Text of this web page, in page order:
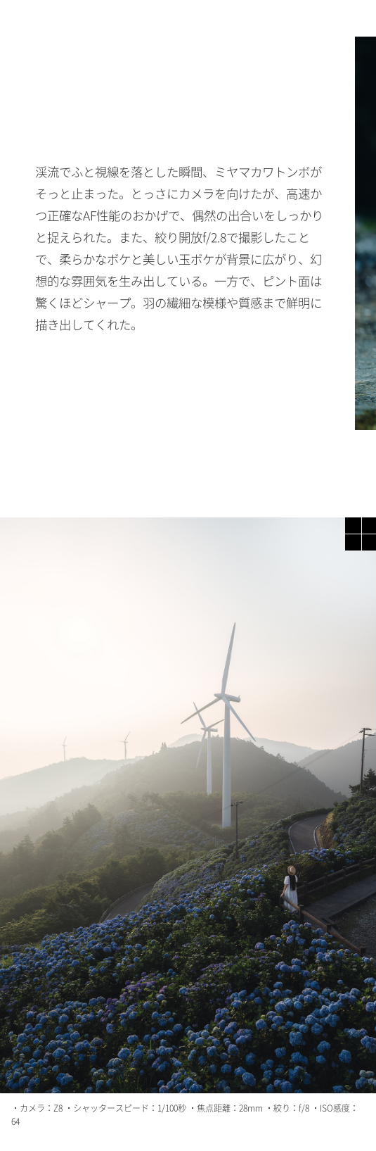
渓流でふと視線を落とした瞬間、ミヤマカワトンボが
そっと止まった。とっさにカメラを向けたが、高速か
つ正確なAF性能のおかげで、偶然の出合いをしっかり
と捉えられた。また、絞り開放f/2.8で撮影したこと
で、柔らかなボケと美しい玉ボケが背景に広がり、幻
想的な雰囲気を生み出している。一方で、ピント面は
驚くほどシャープ。羽の繊細な模様や質感まで鮮明に
描き出してくれた。
・カメラ：Z8 ・シャッタースピード：1/100秒 ・焦点距離：28mm ・絞り：f/8 ・ISO感度：
64